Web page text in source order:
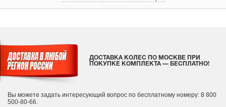
ДОСТАВКА КОЛЕС ПО МОСКВЕ ПРИ
ПОКУПКЕ КОМПЛЕКТА — БЕСПЛАТНО!
Вы можете задать интересующий вопрос по бесплатному номеру: 8 800
500-80-66.